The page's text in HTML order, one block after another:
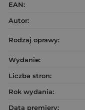
EAN:
Autor:
Rodzaj oprawy:
Wydanie:
Liczba stron:
Rok wydania:
Data premiery: